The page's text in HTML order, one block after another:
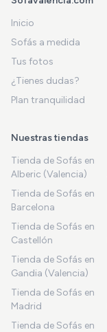
Inicio
Sofás a medida
Tus fotos
¿Tienes dudas?
Plan tranquilidad
Nuestras tiendas
Tienda de Sofás en
Alberic (Valencia)
Tienda de Sofás en
Barcelona
Tienda de Sofás en
Castellón
Tienda de Sofás en
Gandia (Valencia)
Tienda de Sofás en
Madrid
Tienda de Sofás en